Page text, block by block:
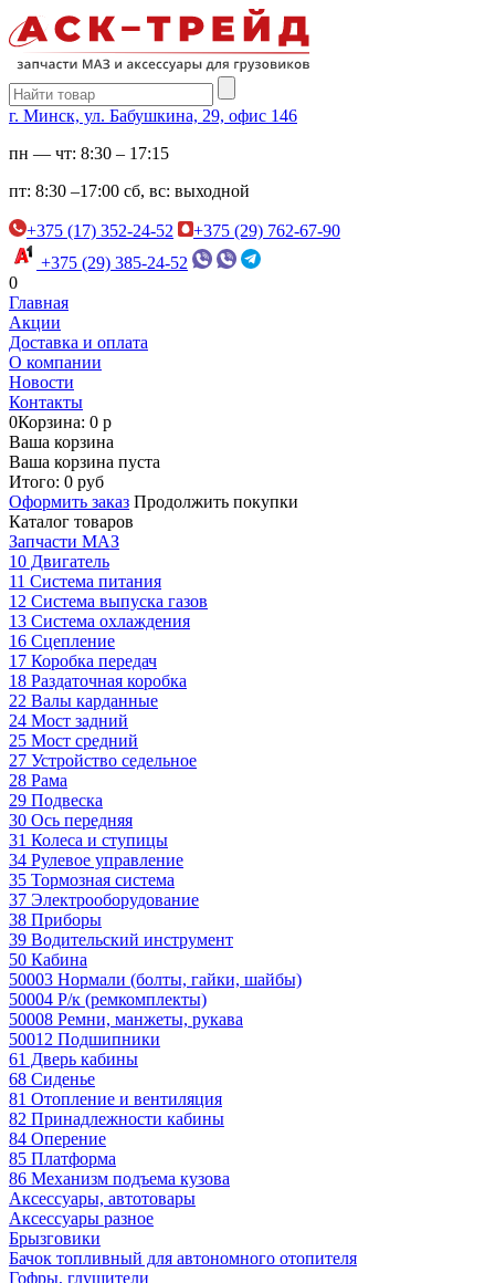
г. Минск, ул. Бабушкина, 29, офис 146
пн — чт: 8:30 – 17:15
пт: 8:30 –17:00 сб, вс: выходной
+375 (17) 352-24-52
+375 (29) 762-67-90
+375 (29) 385-24-52
0
Главная
Акции
Доставка и оплата
О компании
Новости
Контакты
0Корзина: 0 р
Ваша корзина
Ваша корзина пуста
Итого: 0 руб
Оформить заказ Продолжить покупки
Каталог товаров
Запчасти МАЗ
10 Двигатель
11 Система питания
12 Система выпуска газов
13 Система охлаждения
16 Сцепление
17 Коробка передач
18 Раздаточная коробка
22 Валы карданные
24 Мост задний
25 Мост средний
27 Устройство седельное
28 Рама
29 Подвеска
30 Ось передняя
31 Колеса и ступицы
34 Рулевое управление
35 Тормозная система
37 Электрооборудование
38 Приборы
39 Водительский инструмент
50 Кабина
50003 Нормали (болты, гайки, шайбы)
50004 Р/к (ремкомплекты)
50008 Ремни, манжеты, рукава
50012 Подшипники
61 Дверь кабины
68 Сиденье
81 Отопление и вентиляция
82 Принадлежности кабины
84 Оперение
85 Платформа
86 Механизм подъема кузова
Аксессуары, автотовары
Аксессуары разное
Брызговики
Бачок топливный для автономного отопителя
Гофры, глушители